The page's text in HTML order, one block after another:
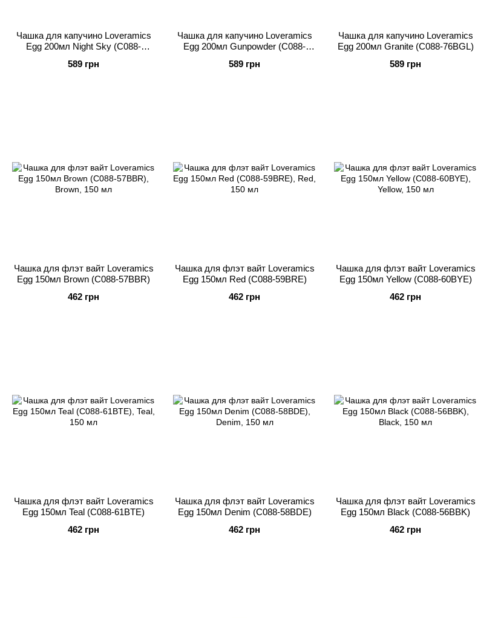
Чашка для капучино Loveramics
Egg 200мл Night Sky (C088-
589 грн
Чашка для капучино Loveramics
Egg 200мл Gunpowder (C088-
589 грн
Чашка для капучино Loveramics
Egg 200мл Granite (C088-76BGL)
589 грн
Чашка для флэт вайт Loveramics
Egg 150мл Brown (C088-57BBR)
462 грн
Чашка для флэт вайт Loveramics
Egg 150мл Red (C088-59BRE)
462 грн
Чашка для флэт вайт Loveramics
Egg 150мл Yellow (C088-60BYE)
462 грн
Чашка для флэт вайт Loveramics
Egg 150мл Teal (C088-61BTE)
462 грн
Чашка для флэт вайт Loveramics
Egg 150мл Denim (C088-58BDE)
462 грн
Чашка для флэт вайт Loveramics
Egg 150мл Black (C088-56BBK)
462 грн